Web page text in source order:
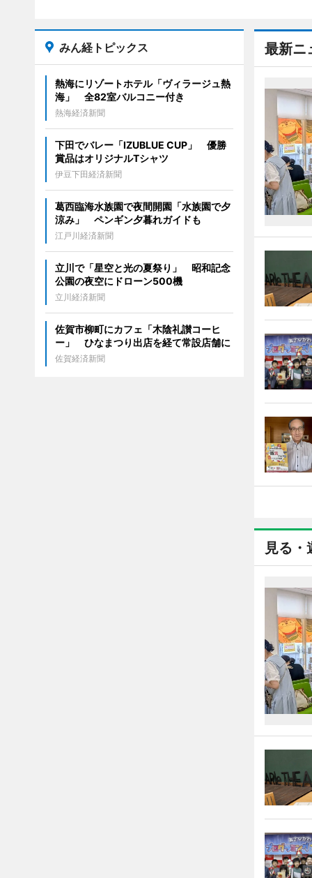
最新ニ
見る・
みん経トピックス
熱海にリゾートホテル「ヴィラージュ熱
海」 全82室バルコニー付き
熱海経済新聞
下田でバレー「IZUBLUE CUP」 優勝
賞品はオリジナルTシャツ
伊豆下田経済新聞
葛西臨海水族園で夜間開園「水族園で夕
涼み」 ペンギン夕暮れガイドも
江戸川経済新聞
立川で「星空と光の夏祭り」 昭和記念
公園の夜空にドローン500機
立川経済新聞
佐賀市柳町にカフェ「木陰礼讃コーヒ
ー」 ひなまつり出店を経て常設店舗に
佐賀経済新聞